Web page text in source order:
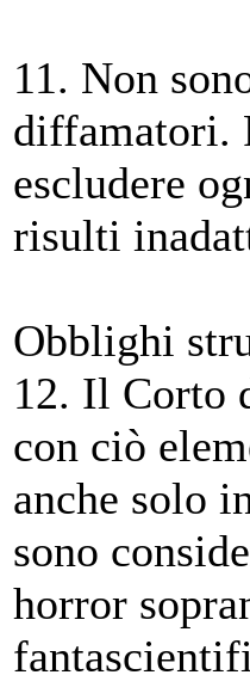
11. Non
diffamatori.
escludere
risulti
Obblighi
12. Il Corto
con ciò
anche solo
sono
horror